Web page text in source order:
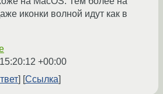
иконки волной идут как в
+00:00
Ссылка